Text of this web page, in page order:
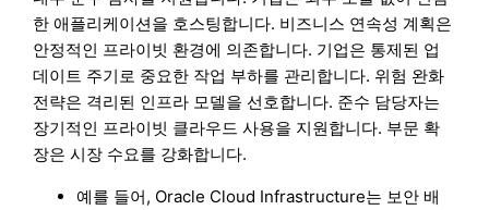
한 애플리케이션을 호스팅합니다. 비즈니스 연속성 계획은
안정적인 프라이빗 환경에 의존합니다. 기업은 통제된 업
데이트 주기로 중요한 작업 부하를 관리합니다. 위험 완화
전략은 격리된 인프라 모델을 선호합니다. 준수 담당자는
장기적인 프라이빗 클라우드 사용을 지원합니다. 부문 확
장은 시장 수요를 강화합니다.
예를 들어, Oracle Cloud Infrastructure는 보안 배